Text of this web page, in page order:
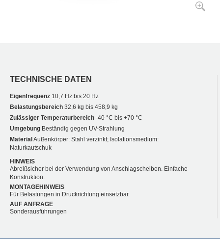
TECHNISCHE DATEN
Eigenfrequenz 10,7 Hz bis 20 Hz
Belastungsbereich 32,6 kg bis 458,9 kg
Zulässiger Temperaturbereich -40 °C bis +70 °C
Umgebung Beständig gegen UV-Strahlung
MaterialAußenkörper: Stahl verzinkt; Isolationsmedium:
Naturkautschuk
HINWEIS
Abreißsicher bei der Verwendung von Anschlagscheiben. Einfache
Konstruktion.
MONTAGEHINWEIS
Für Belastungen in Druckrichtung einsetzbar.
AUF ANFRAGE
Sonderausführungen